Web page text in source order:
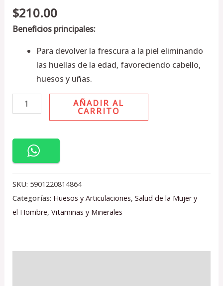
$210.00
Beneficios principales:
Para devolver la frescura a la piel eliminando
las huellas de la edad, favoreciendo cabello,
huesos y uñas.
AÑADIR AL
CARRITO
SKU: 5901220814864
Categorías: Huesos y Articulaciones, Salud de la Mujer y
el Hombre, Vitaminas y Minerales